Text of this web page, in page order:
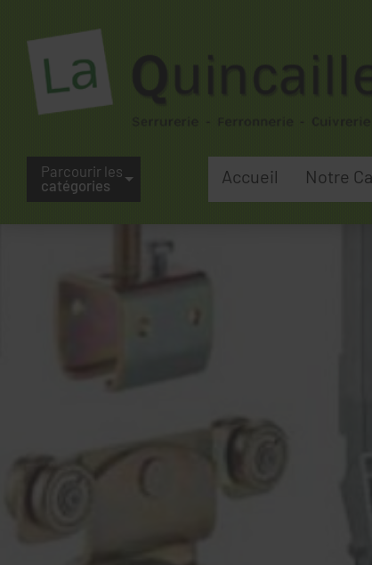
Parcourir les
catégories
Accueil Notre